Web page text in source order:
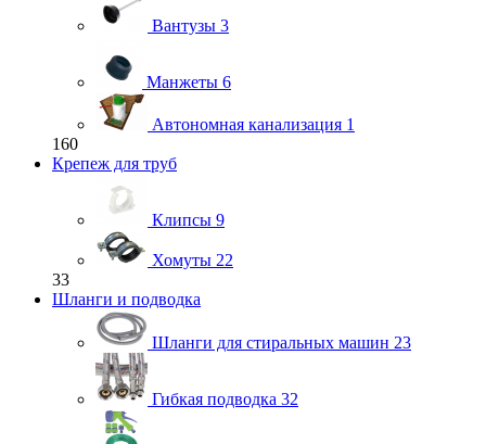
Вантузы 3
Манжеты 6
Автономная канализация 1
160
Крепеж для труб
Клипсы 9
Хомуты 22
33
Шланги и подводка
Шланги для стиральных машин 23
Гибкая подводка 32